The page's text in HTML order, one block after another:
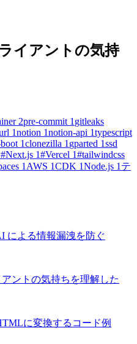
イアントの気持
2pre-commit 1 gitleaks
1notion 1notion-api 1typescript
1clonezilla 1 gparted 1ssd
#Next.js 1#Vercel 1#tailwindcss
1 AWS 1CDK 1Node.js 1 テ
による情報漏洩を防ぐ
ントの気持ちを理解した
に変換するコード例